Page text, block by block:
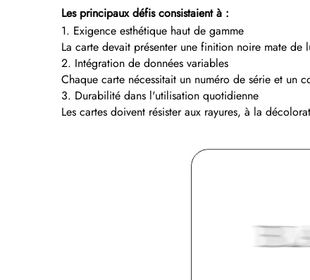
Les principaux défis consistaient à :
1. Exigence esthétique haut de gamme
La carte devait présenter une finition noire mate
2. Intégration de données variables
Chaque carte nécessitait un numéro de série et un
3. Durabilité dans l'utilisation quotidienne
Les cartes doivent résister aux rayures, à la